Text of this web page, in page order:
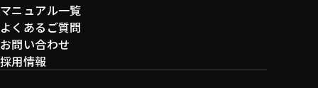
マニュアル一覧
よくあるご質問
お問い合わせ
採用情報